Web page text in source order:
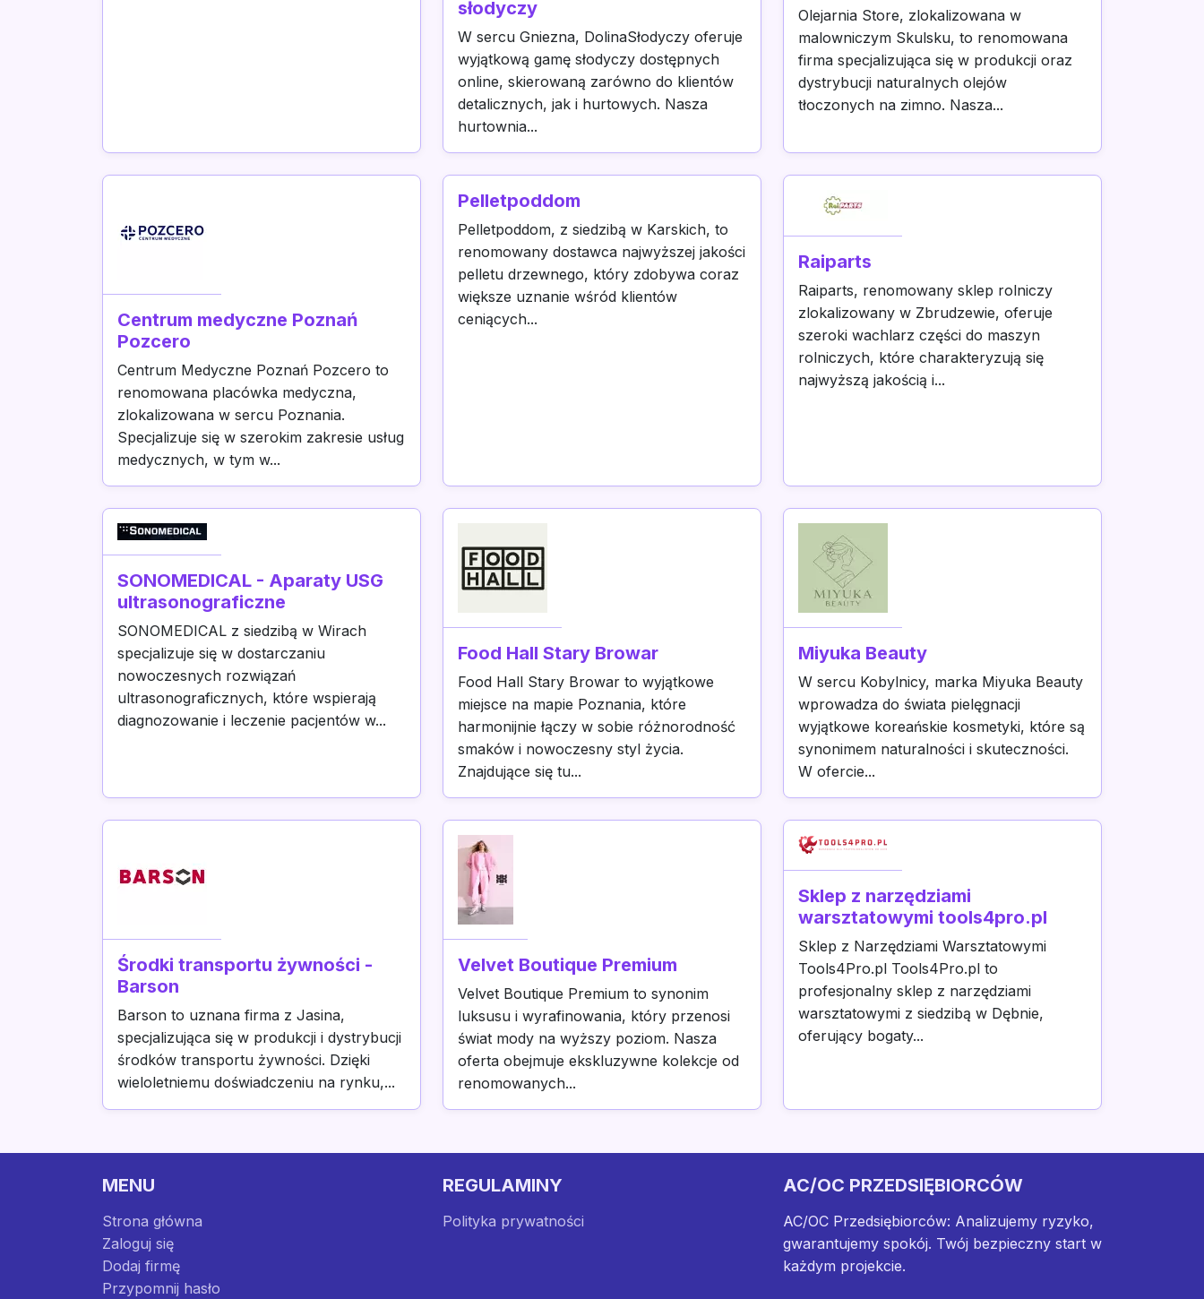
słodyczy
W sercu Gniezna, DolinaSłodyczy oferuje
wyjątkową gamę słodyczy dostępnych
online, skierowaną zarówno do klientów
detalicznych, jak i hurtowych. Nasza
hurtownia...
Olejarnia Store, zlokalizowana w
malowniczym Skulsku, to renomowana
firma specjalizująca się w produkcji oraz
dystrybucji naturalnych olejów
tłoczonych na zimno. Nasza...
Centrum medyczne Poznań
Pozcero
Centrum Medyczne Poznań Pozcero to
renomowana placówka medyczna,
zlokalizowana w sercu Poznania.
Specjalizuje się w szerokim zakresie usług
medycznych, w tym w...
Pelletpoddom
Pelletpoddom, z siedzibą w Karskich, to
renomowany dostawca najwyższej jakości
pelletu drzewnego, który zdobywa coraz
większe uznanie wśród klientów
ceniących...
Raiparts
Raiparts, renomowany sklep rolniczy
zlokalizowany w Zbrudzewie, oferuje
szeroki wachlarz części do maszyn
rolniczych, które charakteryzują się
najwyższą jakością i...
SONOMEDICAL - Aparaty USG
ultrasonograficzne
SONOMEDICAL z siedzibą w Wirach
specjalizuje się w dostarczaniu
nowoczesnych rozwiązań
ultrasonograficznych, które wspierają
diagnozowanie i leczenie pacjentów w...
Food Hall Stary Browar
Food Hall Stary Browar to wyjątkowe
miejsce na mapie Poznania, które
harmonijnie łączy w sobie różnorodność
smaków i nowoczesny styl życia.
Znajdujące się tu...
Miyuka Beauty
W sercu Kobylnicy, marka Miyuka Beauty
wprowadza do świata pielęgnacji
wyjątkowe koreańskie kosmetyki, które są
synonimem naturalności i skuteczności.
W ofercie...
Środki transportu żywności -
Barson
Barson to uznana firma z Jasina,
specjalizująca się w produkcji i dystrybucji
środków transportu żywności. Dzięki
wieloletniemu doświadczeniu na rynku,...
Velvet Boutique Premium
Velvet Boutique Premium to synonim
luksusu i wyrafinowania, który przenosi
świat mody na wyższy poziom. Nasza
oferta obejmuje ekskluzywne kolekcje od
renomowanych...
Sklep z narzędziami
warsztatowymi tools4pro.pl
Sklep z Narzędziami Warsztatowymi
Tools4Pro.pl Tools4Pro.pl to
profesjonalny sklep z narzędziami
warsztatowymi z siedzibą w Dębnie,
oferujący bogaty...
MENU
Strona główna
Zaloguj się
Dodaj firmę
Przypomnij hasło
REGULAMINY
Polityka prywatności
AC/OC PRZEDSIĘBIORCÓW
AC/OC Przedsiębiorców: Analizujemy ryzyko,
gwarantujemy spokój. Twój bezpieczny start w
każdym projekcie.